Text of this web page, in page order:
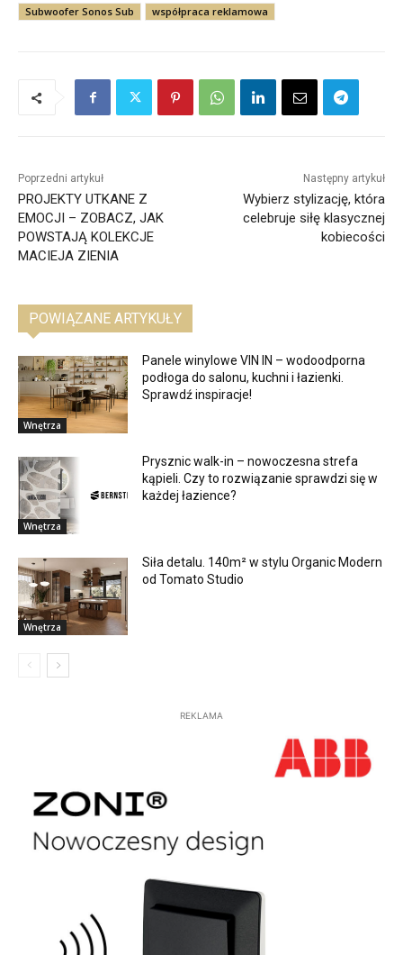
Subwoofer Sonos Sub współpraca reklamowa
Poprzedni artykuł
PROJEKTY UTKANE Z
EMOCJI – ZOBACZ, JAK
POWSTAJĄ KOLEKCJE
MACIEJA ZIENIA
Następny artykuł
Wybierz stylizację, która
celebruje siłę klasycznej
kobiecości
POWIĄZANE ARTYKUŁY
Wnętrza
Panele winylowe VIN IN – wodoodporna
podłoga do salonu, kuchni i łazienki.
Sprawdź inspiracje!
Wnętrza
Prysznic walk-in – nowoczesna strefa
kąpieli. Czy to rozwiązanie sprawdzi się w
każdej łazience?
Wnętrza
Siła detalu. 140m² w stylu Organic Modern
od Tomato Studio
REKLAMA